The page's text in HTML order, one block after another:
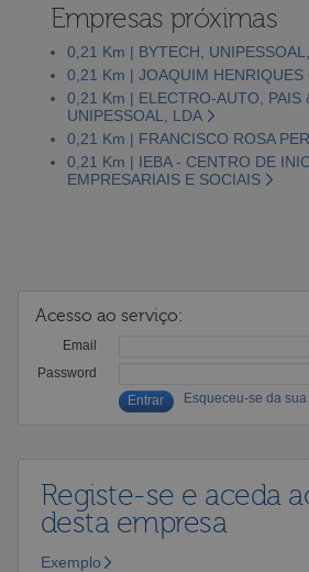
Empresas próximas
0,21 Km | BYTECH,
0,21 Km | JOAQUIM HENRIQUES
0,21 Km | ELECTRO-AUTO, PAIS
UNIPESSOAL, LDA
0,21 Km | FRANCISCO ROSA
0,21 Km | IEBA - CENTRO DE
EMPRESARIAIS E SOCIAIS
Acesso ao serviço:
Email
Password
Esqueceu-se da
Registe-se e aceda
desta empresa
Exemplo